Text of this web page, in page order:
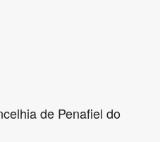
de Penafiel do